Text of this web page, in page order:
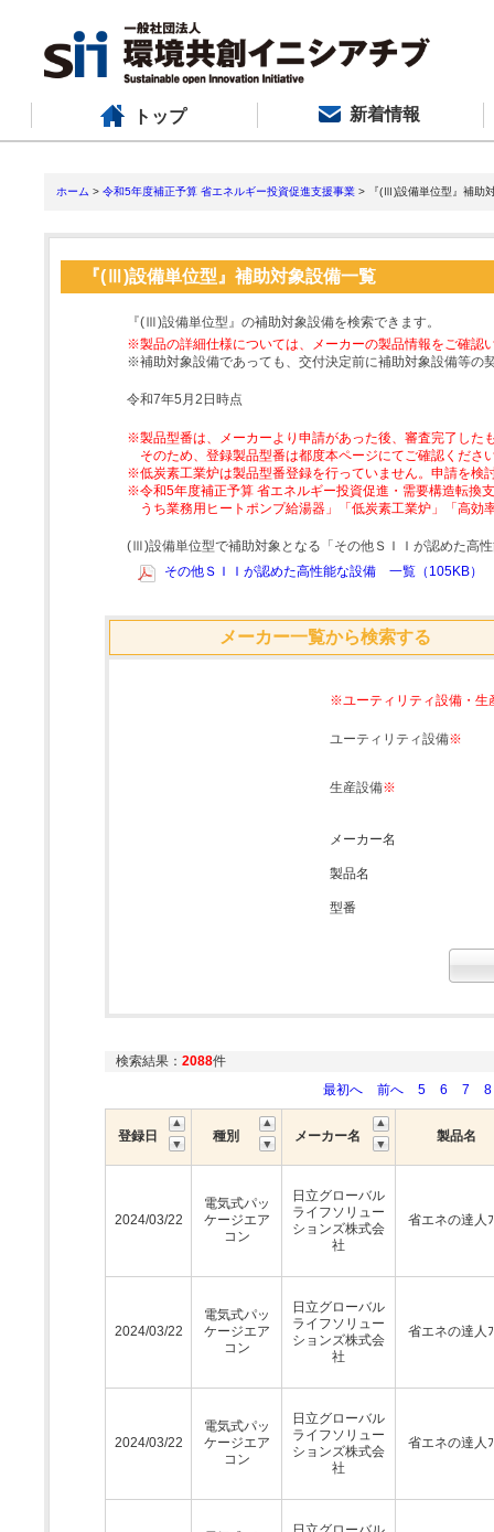
トップ 新着情報
ホーム > 令和5年度補正予算 省エネルギー投資促進支援事業 > 『(Ⅲ)設備単位型』補助
『(Ⅲ)設備単位型』補助対象設備一覧
『(Ⅲ)設備単位型』の補助対象設備を検索できます。
※製品の詳細仕様については、メーカーの製品情報をご確認
※補助対象設備であっても、交付決定前に補助対象設備等の
令和7年5月2日時点
※製品型番は、メーカーより申請があった後、審査完了した
そのため、登録製品型番は都度本ページにてご確認くださ
※低炭素工業炉は製品型番登録を行っていません。申請を検
※令和5年度補正予算 省エネルギー投資促進・需要構造転換
うち業務用ヒートポンプ給湯器」「低炭素工業炉」「高
(Ⅲ)設備単位型で補助対象となる「その他ＳＩＩが認めた高
その他ＳＩＩが認めた高性能な設備 一覧（105KB）
メーカー一覧から検索する
※ユーティリティ設備・生
ユーティリティ設備※
生産設備※
メーカー名
製品名
型番
検索結果： 2088件
最初へ
前へ 5 6 7 8
登録日 種別 メーカー名 製品名
2024/03/22
電気式パッ
ケージエア
コン
日立グローバル
ライフソリュー
ションズ株式会
社
省エネの達人
2024/03/22
電気式パッ
ケージエア
コン
日立グローバル
ライフソリュー
ションズ株式会
社
省エネの達人
2024/03/22
電気式パッ
ケージエア
コン
日立グローバル
ライフソリュー
ションズ株式会
社
省エネの達人